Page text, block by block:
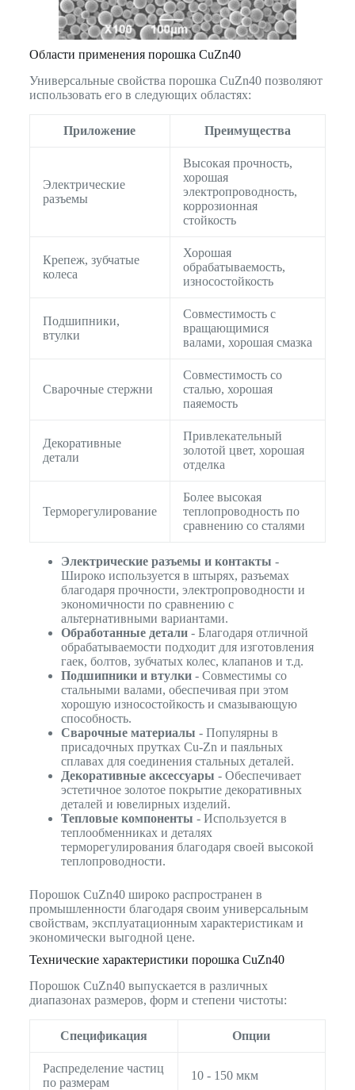
Области применения порошка CuZn40
Универсальные свойства порошка CuZn40 позволяют
использовать его в следующих областях:
Приложение Преимущества
Электрические
разъемы
Высокая прочность,
хорошая
электропроводность,
коррозионная
стойкость
Крепеж, зубчатые
колеса
Хорошая
обрабатываемость,
износостойкость
Подшипники,
втулки
Совместимость с
вращающимися
валами, хорошая смазка
Сварочные стержни
Совместимость со
сталью, хорошая
паяемость
Декоративные
детали
Привлекательный
золотой цвет, хорошая
отделка
Терморегулирование
Более высокая
теплопроводность по
сравнению со сталями
Электрические разъемы и контакты -
Широко используется в штырях, разъемах
благодаря прочности, электропроводности и
экономичности по сравнению с
альтернативными вариантами.
Обработанные детали- Благодаря отличной
обрабатываемости подходит для изготовления
гаек, болтов, зубчатых колес, клапанов и т.д.
Подшипники и втулки- Совместимы со
стальными валами, обеспечивая при этом
хорошую износостойкость и смазывающую
способность.
Сварочные материалы - Популярны в
присадочных прутках Cu-Zn и паяльных
сплавах для соединения стальных деталей.
Декоративные аксессуары - Обеспечивает
эстетичное золотое покрытие декоративных
деталей и ювелирных изделий.
Тепловые компоненты - Используется в
теплообменниках и деталях
терморегулирования благодаря своей высокой
теплопроводности.
Порошок CuZn40 широко распространен в
промышленности благодаря своим универсальным
свойствам, эксплуатационным характеристикам и
экономически выгодной цене.
Технические характеристики порошка CuZn40
Порошок CuZn40 выпускается в различных
диапазонах размеров, форм и степени чистоты:
Спецификация Опции
Распределение частиц
по размерам
10 - 150 мкм